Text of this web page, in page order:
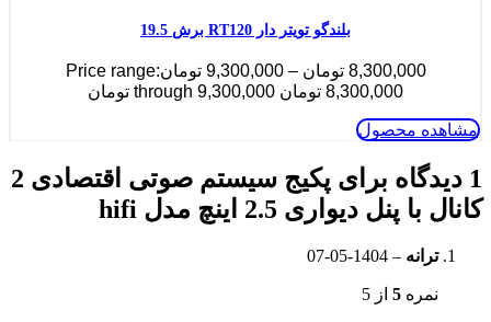
بلندگو تویتر دار RT120 برش 19.5
8,300,000 تومان –
9,300,000 تومانPrice range:
8,300,000 تومان through 9,300,000 تومان
مشاهده محصول
1 دیدگاه برای
پکیج سیستم صوتی اقتصادی 2
کانال با پنل دیواری 2.5 اینچ مدل hifi
ترانه –
1404-05-07
نمره 5 از 5